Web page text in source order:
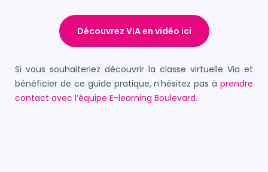
Découvrez VIA en vidéo ici
Si vous souhaiteriez découvrir la classe virtuelle Via et
bénéficier de ce guide pratique, n’hésitez pas à prendre
contact avec l’équipe E-learning Boulevard.